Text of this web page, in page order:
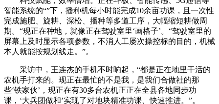
智能系统的“”下，播种机每小时能完成10余亩功课，且一次性
完成施肥、旋耕、深松、播种等多道工序，大幅缩短耕做周
期。“现正在种地，就像正在驾驶室里‘画格子’。“驾驶室里的
屏幕上及时显示各项参数，不消人工屡次操控标的目的，机械
本人就能按规划线走。”。
采访中，王连杰的手机不时响起，“都是正在地里干活的
农机手打来的。现正在最忙的不是我，是我们合做社的那
些‘铁家伙’，现正在有30多台农机正正在全县各地同步功
课，‘大兵团做和’实现了对地块精准功课、快速推进。”。